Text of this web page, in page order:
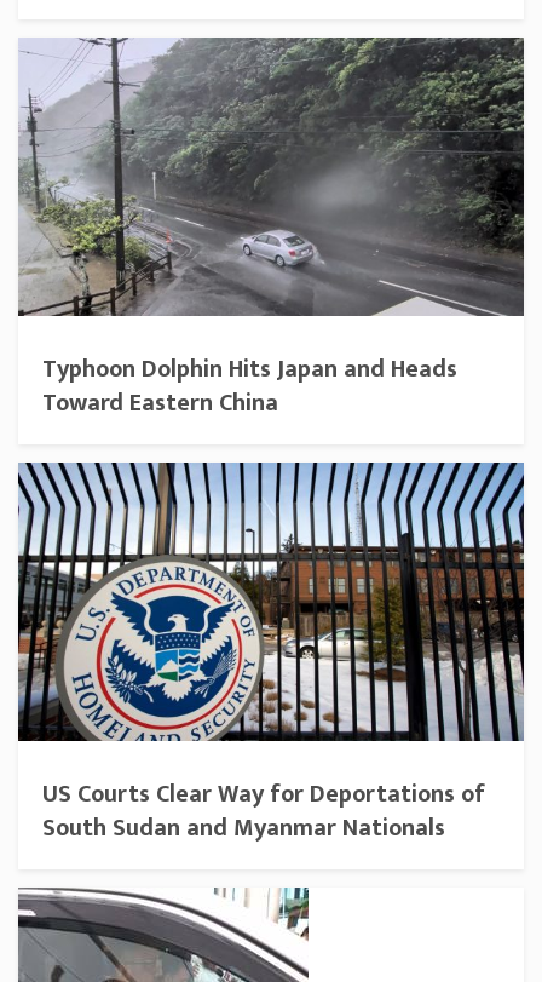
Typhoon Dolphin Hits Japan and Heads
Toward Eastern China
US Courts Clear Way for Deportations of
South Sudan and Myanmar Nationals